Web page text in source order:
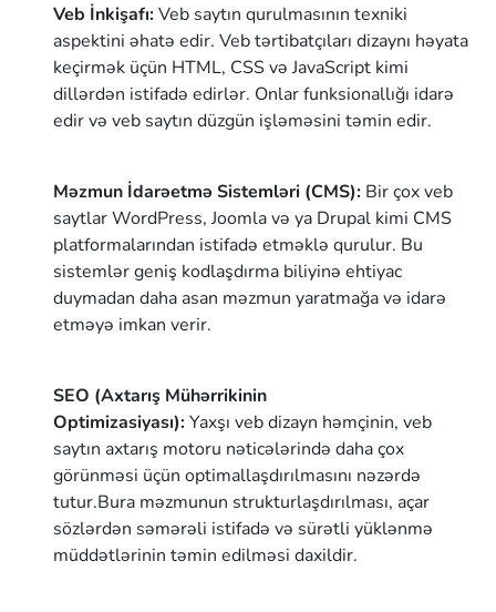
Veb İnkişafı:Veb saytın qurulmasının texniki
aspektini əhatə edir. Veb tərtibatçıları dizaynı həyata
keçirmək üçün HTML, CSS və JavaScript kimi
dillərdən istifadə edirlər. Onlar funksionallığı idarə
edir və veb saytın düzgün işləməsini təmin edir.
Məzmun İdarəetmə Sistemləri (CMS): Bir çox veb
saytlar WordPress, Joomla və ya Drupal kimi CMS
platformalarından istifadə etməklə qurulur. Bu
sistemlər geniş kodlaşdırma biliyinə ehtiyac
duymadan daha asan məzmun yaratmağa və idarə
etməyə imkan verir.
SEO (Axtarış Mühərrikinin
Optimizasiyası):Yaxşı veb dizayn həmçinin, veb
saytın axtarış motoru nəticələrində daha çox
görünməsi üçün optimallaşdırılmasını nəzərdə
tutur.Bura məzmunun strukturlaşdırılması, açar
sözlərdən səmərəli istifadə və sürətli yüklənmə
müddətlərinin təmin edilməsi daxildir.